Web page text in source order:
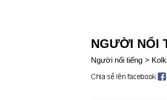
NGƯỜI NỔI
Người nổi tiếng >